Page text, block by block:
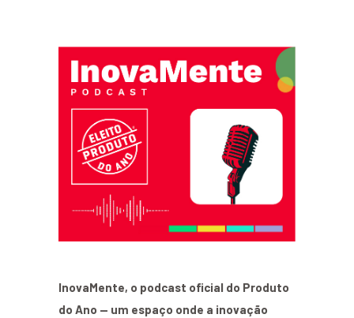
InovaMente, o podcast oficial do Produto
do Ano — um espaço onde a inovação